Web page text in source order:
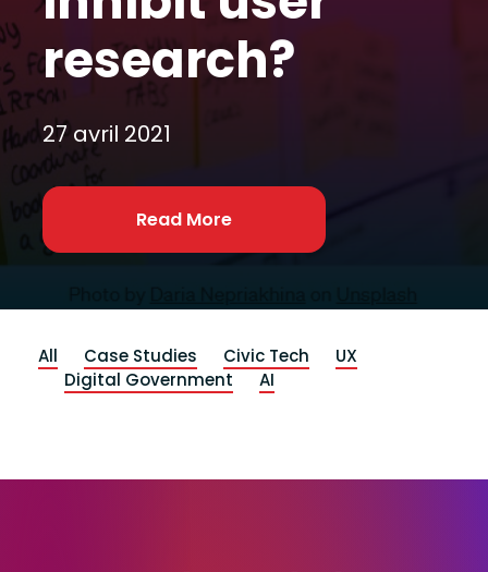
research?
27 avril 2021
Read More
All Case Studies Civic Tech
UX
Digital Government
AI